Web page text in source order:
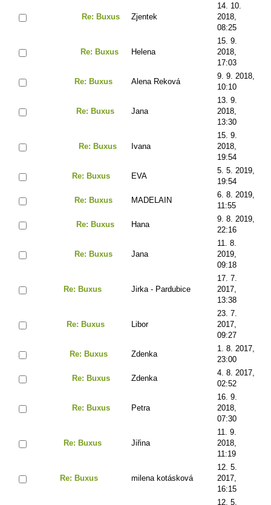
Re: Buxus Zjentek
14. 10.
2018,
08:25
Re: Buxus Helena
15. 9.
2018,
17:03
Re: Buxus Alena Reková
9. 9. 2018,
10:10
Re: Buxus Jana
13. 9.
2018,
13:30
Re: Buxus Ivana
15. 9.
2018,
19:54
Re: Buxus EVA
5. 5. 2019,
19:54
Re: Buxus MADELAIN
6. 8. 2019,
11:55
Re: Buxus Hana
9. 8. 2019,
22:16
Re: Buxus Jana
11. 8.
2019,
09:18
Re: Buxus Jirka - Pardubice
17. 7.
2017,
13:38
Re: Buxus Libor
23. 7.
2017,
09:27
Re: Buxus Zdenka
1. 8. 2017,
23:00
Re: Buxus Zdenka
4. 8. 2017,
02:52
Re: Buxus Petra
16. 9.
2018,
07:30
Re: Buxus Jiřina
11. 9.
2018,
11:19
Re: Buxus milena kotásková
12. 5.
2017,
16:15
12. 5.